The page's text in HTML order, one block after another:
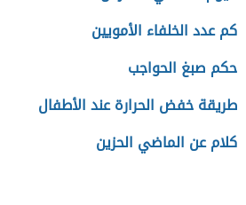
كم عدد الخلفاء الأمويين
حكم صبغ الحواجب
طريقة خفض الحرارة عند الأطفال
كلام عن الماضي الحزين